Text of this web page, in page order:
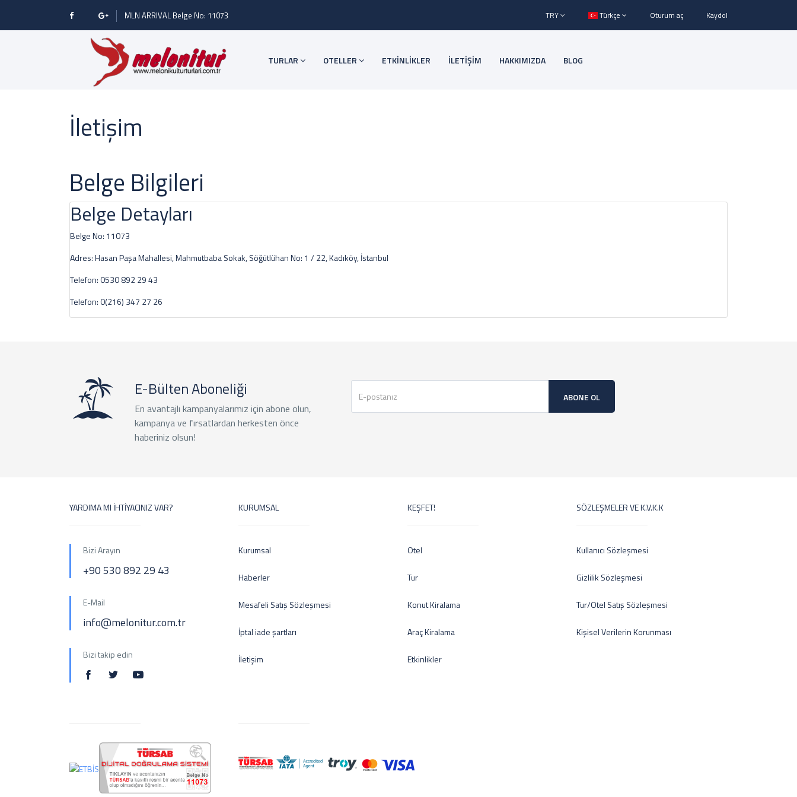
MLN ARRIVAL Belge No: 11073 TRY Türkçe Oturum aç Kaydol
TURLAR OTELLER ETKİNLİKLER İLETİŞİM HAKKIMIZDA BLOG
İletişim
Belge Bilgileri
Belge Detayları
Belge No: 11073
Adres:Hasan Paşa Mahallesi, Mahmutbaba Sokak, Söğütlühan No: 1 / 22, Kadıköy, İstanbul
Telefon:0530 892 29 43
Telefon:0(216) 347 27 26
E-Bülten Aboneliği
En avantajlı kampanyalarımız için abone olun,
kampanya ve fırsatlardan herkesten önce
haberiniz olsun!
ABONE OL
YARDIMA MI İHTİYACINIZ VAR?
Bizi Arayın
+90 530 892 29 43
E-Mail
info@melonitur.com.tr
Bizi takip edin
KURUMSAL
Kurumsal
Haberler
Mesafeli Satış Sözleşmesi
İptal iade şartları
İletişim
KEŞFET!
Otel
Tur
Konut Kiralama
Araç Kiralama
Etkinlikler
SÖZLEŞMELER VE K.V.K.K
Kullanıcı Sözleşmesi
Gizlilik Sözleşmesi
Tur/Otel Satış Sözleşmesi
Kişisel Verilerin Korunması